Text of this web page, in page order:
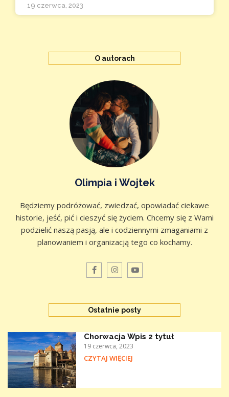
19 czerwca, 2023
O autorach
Olimpia i Wojtek
Będziemy podróżować, zwiedzać, opowiadać ciekawe
historie, jeść, pić i cieszyć się życiem. Chcemy się z Wami
podzielić naszą pasją, ale i codziennymi zmaganiami z
planowaniem i organizacją tego co kochamy.
Ostatnie posty
Chorwacja Wpis 2 tytuł
19 czerwca, 2023
CZYTAJ WIĘCIEJ